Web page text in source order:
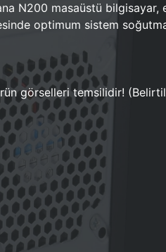
N200 masaüstü bilgisayar,
optimum sistem
görselleri temsilidir!